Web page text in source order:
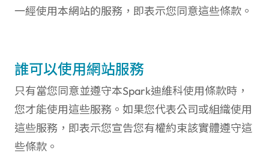
一經使用本網站的服務，即表示您同意這些條款。
誰可以使用網站服務
只有當您同意並遵守本Spark迪維科使用條款時，
您才能使用這些服務。如果您代表公司或組織使用
這些服務，即表示您宣告您有權約束該實體遵守這
些條款。